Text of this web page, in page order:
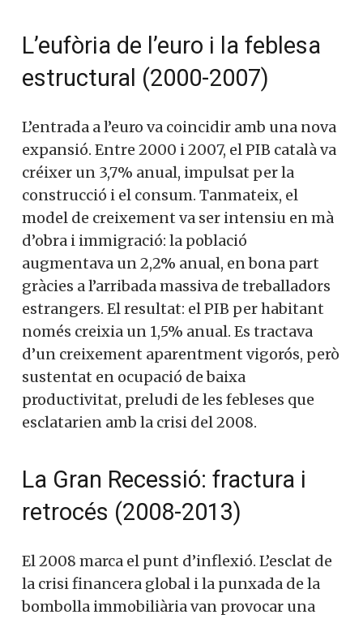
L’eufòria de l’euro i la feblesa
estructural (2000-2007)
L’entrada a l’euro va coincidir amb una nova
expansió. Entre 2000 i 2007, el PIB català va
créixer un 3,7% anual, impulsat per la
construcció i el consum. Tanmateix, el
model de creixement va ser intensiu en mà
d’obra i immigració: la població
augmentava un 2,2% anual, en bona part
gràcies a l’arribada massiva de treballadors
estrangers. El resultat: el PIB per habitant
només creixia un 1,5% anual. Es tractava
d’un creixement aparentment vigorós, però
sustentat en ocupació de baixa
productivitat, preludi de les febleses que
esclatarien amb la crisi del 2008.
La Gran Recessió: fractura i
retrocés (2008-2013)
El 2008 marca el punt d’inflexió. L’esclat de
la crisi financera global i la punxada de la
bombolla immobiliària van provocar una